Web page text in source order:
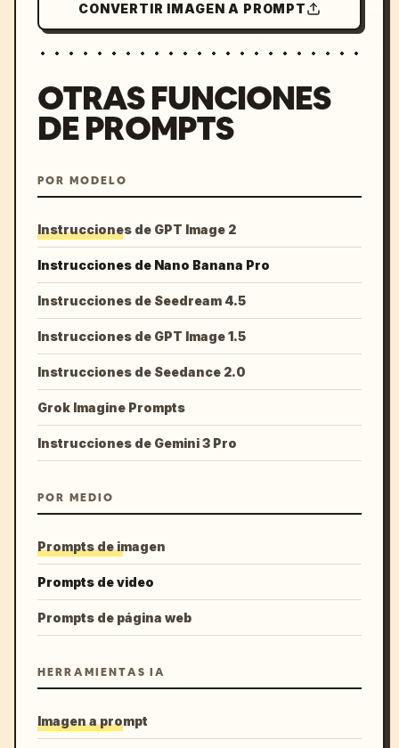
CONVERTIR IMAGEN A PROMPT
OTRAS FUNCIONES
DE PROMPTS
POR MODELO
Instrucciones de GPT Image 2
Instrucciones de Nano Banana Pro
Instrucciones de Seedream 4.5
Instrucciones de GPT Image 1.5
Instrucciones de Seedance 2.0
Grok Imagine Prompts
Instrucciones de Gemini 3 Pro
POR MEDIO
Prompts de imagen
Prompts de video
Prompts de página web
HERRAMIENTAS IA
Imagen a prompt